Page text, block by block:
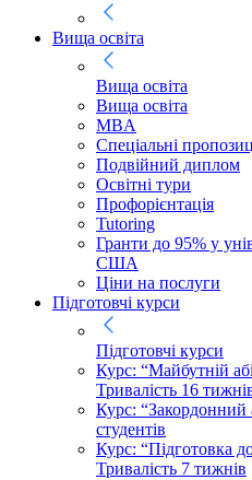
Вища освіта
Вища освіта
Вища освіта
MBA
Спеціальні
Подвійний диплом
Освітні тури
Профорієнтація
Tutoring
Гранти до 95% у
США
Ціни на послуги
Підготовчі курси
Підготовчі курси
Курс: “Майбутній
Тривалість 16
Курс: “Закордонний
студентів
Курс: “Підготовка
Тривалість 7 тижнів